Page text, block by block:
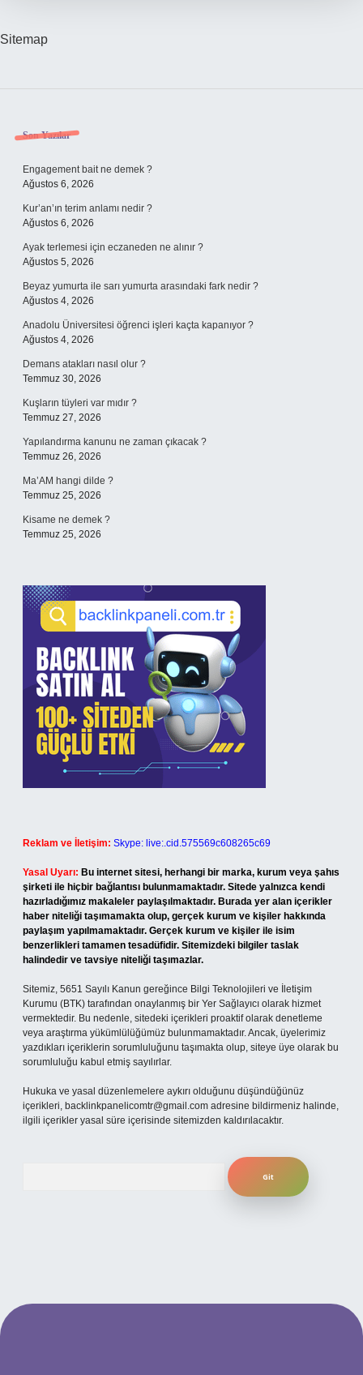
Sitemap
Sidebar
Son Yazılar
Engagement bait ne demek ?
Ağustos 6, 2026
Kur’an’ın terim anlamı nedir ?
Ağustos 6, 2026
Ayak terlemesi için eczaneden ne alınır ?
Ağustos 5, 2026
Beyaz yumurta ile sarı yumurta arasındaki fark nedir ?
Ağustos 4, 2026
Anadolu Üniversitesi öğrenci işleri kaçta kapanıyor ?
Ağustos 4, 2026
Demans atakları nasıl olur ?
Temmuz 30, 2026
Kuşların tüyleri var mıdır ?
Temmuz 27, 2026
Yapılandırma kanunu ne zaman çıkacak ?
Temmuz 26, 2026
Ma’AM hangi dilde ?
Temmuz 25, 2026
Kisame ne demek ?
Temmuz 25, 2026
Reklam ve İletişim: Skype: live:.cid.575569c608265c69
Yasal Uyarı: Bu internet sitesi, herhangi bir marka, kurum veya şahıs
şirketi ile hiçbir bağlantısı bulunmamaktadır. Sitede yalnızca kendi
hazırladığımız makaleler paylaşılmaktadır. Burada yer alan içerikler
haber niteliği taşımamakta olup, gerçek kurum ve kişiler hakkında
paylaşım yapılmamaktadır. Gerçek kurum ve kişiler ile isim
benzerlikleri tamamen tesadüfidir. Sitemizdeki bilgiler taslak
halindedir ve tavsiye niteliği taşımazlar.
Sitemiz, 5651 Sayılı Kanun gereğince Bilgi Teknolojileri ve İletişim
Kurumu (BTK) tarafından onaylanmış bir Yer Sağlayıcı olarak hizmet
vermektedir. Bu nedenle, sitedeki içerikleri proaktif olarak denetleme
veya araştırma yükümlülüğümüz bulunmamaktadır. Ancak, üyelerimiz
yazdıkları içeriklerin sorumluluğunu taşımakta olup, siteye üye olarak bu
sorumluluğu kabul etmiş sayılırlar.
Hukuka ve yasal düzenlemelere aykırı olduğunu düşündüğünüz
içerikleri, backlinkpanelicomtr@gmail.com adresine bildirmeniz halinde,
ilgili içerikler yasal süre içerisinde sitemizden kaldırılacaktır.